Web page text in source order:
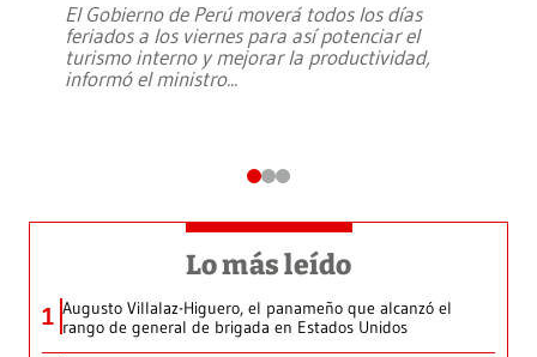
El Gobierno de Perú moverá todos los días
feriados a los viernes para así potenciar el
turismo interno y mejorar la productividad,
informó el ministro...
Lo más leído
1 Augusto Villalaz-Higuero, el panameño que alcanzó el
rango de general de brigada en Estados Unidos